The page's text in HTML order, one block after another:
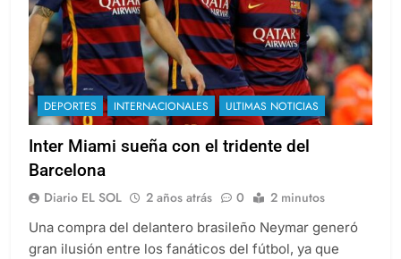
DEPORTES INTERNACIONALES ULTIMAS NOTICIAS
Inter Miami sueña con el tridente del
Barcelona
Diario EL SOL 2 años atrás 0 2 minutos
Una compra del delantero brasileño Neymar generó
gran ilusión entre los fanáticos del fútbol, ya que